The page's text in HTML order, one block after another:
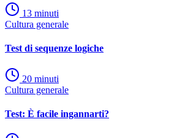
13 minuti
Cultura generale
Test di sequenze logiche
20 minuti
Cultura generale
Test: È facile ingannarti?